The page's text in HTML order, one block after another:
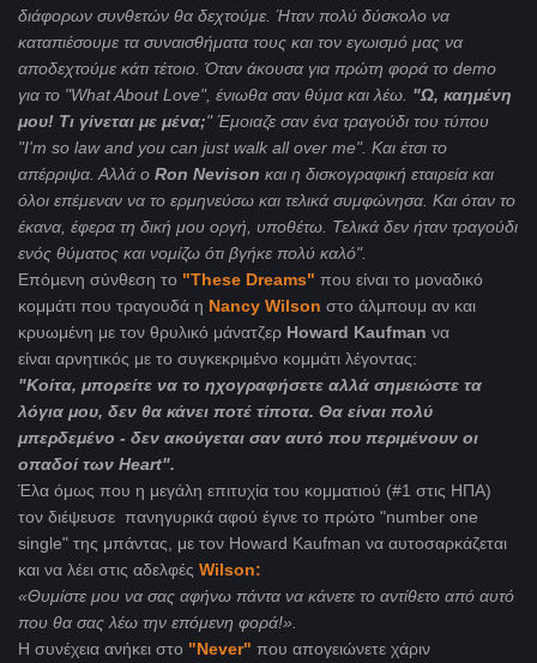
διάφορων συνθετών θα δεχτούμε. Ήταν πολύ δύσκολο να
καταπιέσουμε τα συναισθήματα τους και τον εγωισμό μας να
αποδεχτούμε κάτι τέτοιο. Όταν άκουσα για πρώτη φορά το demo
για το "What About Love", ένιωθα σαν θύμα και λέω. "Ω, καημένη
μου! Τι γίνεται με μένα;" Έμοιαζε σαν ένα τραγούδι του τύπου
"I'm so law and you can just walk all over me". Και έτσι το
απέρριψα. Αλλά ο Ron Nevison και η δισκογραφική εταιρεία και
όλοι επέμεναν να το ερμηνεύσω και τελικά συμφώνησα. Και όταν το
έκανα, έφερα τη δική μου οργή, υποθέτω. Τελικά δεν ήταν τραγούδι
ενός θύματος και νομίζω ότι βγήκε πολύ καλό".
Επόμενη σύνθεση το "These Dreams" που είναι το μοναδικό
κομμάτι που τραγουδά η Nancy Wilson στο άλμπουμ αν και
κρυωμένη με τον θρυλικό μάνατζερ Howard Kaufman να
είναι αρνητικός με το συγκεκριμένο κομμάτι λέγοντας:
"Κοίτα, μπορείτε να το ηχογραφήσετε αλλά σημειώστε τα
λόγια μου, δεν θα κάνει ποτέ τίποτα. Θα είναι πολύ
μπερδεμένο - δεν ακούγεται σαν αυτό που περιμένουν οι
οπαδοί των Heart".
Έλα όμως που η μεγάλη επιτυχία του κομματιού (#1 στις ΗΠΑ)
τον διέψευσε πανηγυρικά αφού έγινε το πρώτο "number οne
single" της μπάντας, με τον Howard Kaufman να αυτοσαρκάζεται
και να λέει στις αδελφές Wilson:
«Θυμίστε μου να σας αφήνω πάντα να κάνετε το αντίθετο από αυτό
που θα σας λέω την επόμενη φορά!».
Η συνέχεια ανήκει στο "Νever" που απογειώνετε χάριν